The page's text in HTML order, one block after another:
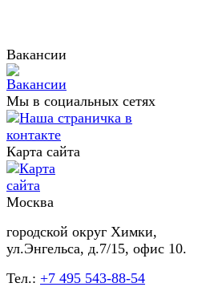
Вакансии
Мы в социальных сетях
Карта сайта
Москва
городской округ Химки,
ул.Энгельса, д.7/15, офис 10.
Тел.: +7 495 543-88-54